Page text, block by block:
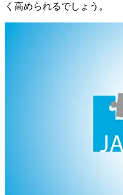
く高められるでしょう。